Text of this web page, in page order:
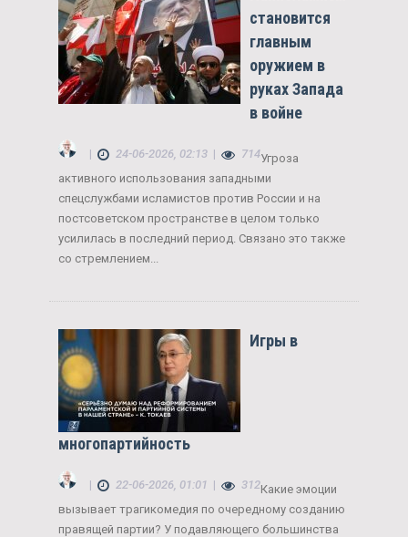
становится
главным
оружием в
руках Запада
в войне
| 24-06-2026, 02:13 | 714Угроза
активного использования западными
спецслужбами исламистов против России и на
постсоветском пространстве в целом только
усилилась в последний период. Связано это также
со стремлением...
Игры в
многопартийность
| 22-06-2026, 01:01 | 312Какие эмоции
вызывает трагикомедия по очередному созданию
правящей партии? У подавляющего большинства